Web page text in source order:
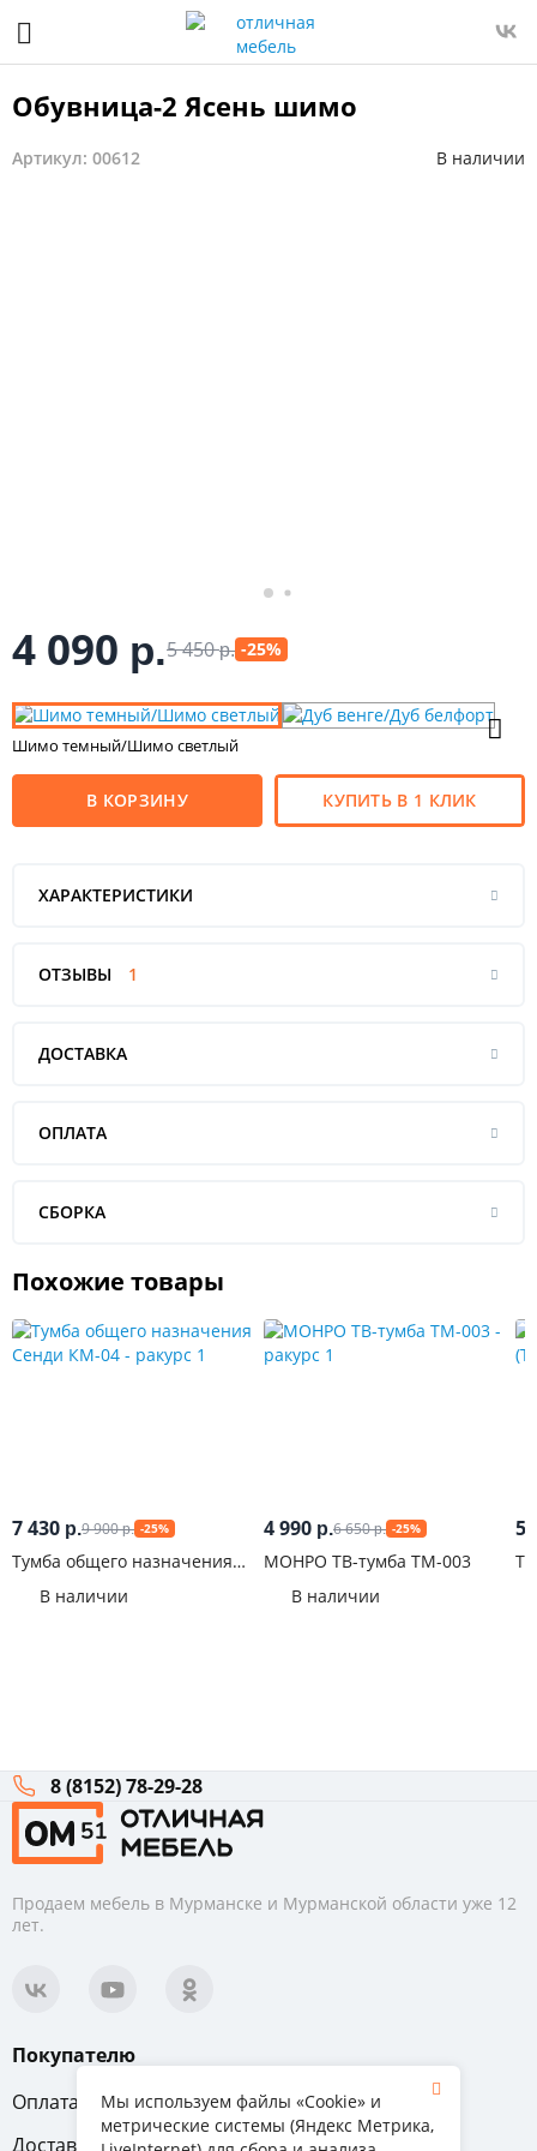
Обувница-2 Ясень шимо
Артикул: 00612 В наличии
4 090 р.5 450р. -25%
Шимо темный/Шимо светлый
В КОРЗИНУ КУПИТЬ В 1 КЛИК
ХАРАКТЕРИСТИКИ
ОТЗЫВЫ 1
ДОСТАВКА
ОПЛАТА
СБОРКА
Похожие товары
7 430 р.9 900р. -25%
Тумба общего назначения
В наличии
4 990 р.6 650р. -25%
МОНРО ТВ-тумба ТМ-003
В наличии
5
8 (8152) 78-29-28
Продаем мебель в Мурманске и Мурманской области уже 12
лет.
Покупателю
Оплата
Вопрос-ответ
Доставка
Обмен и возврат
Мы используем файлы «Cookie» и
метрические системы (Яндекс Метрика,